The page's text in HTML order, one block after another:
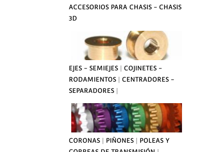
ACCESORIOS PARA CHASIS - CHASIS
3D
EJES - SEMIEJES
COJINETES -
RODAMIENTOS
CENTRADORES -
SEPARADORES
CORONAS PIÑONES
POLEAS Y